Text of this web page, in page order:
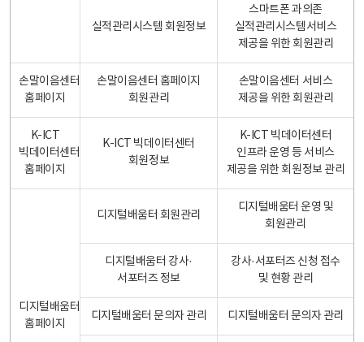
실적관리시스템 회원정보
스마트폰 과의존
실적관리시스템서비스
제공을 위한 회원관리
손말이음센터
홈페이지
손말이음센터 홈페이지
회원관리
손말이음센터 서비스
제공을 위한 회원관리
K-ICT
빅데이터센터
홈페이지
K-ICT 빅데이터센터
회원정보
K-ICT 빅데이터센터
인프라 운영 등 서비스
제공을 위한 회원정보 관리
디지털배움터
홈페이지
디지털배움터 회원관리
디지털배움터 운영 및
회원관리
디지털배움터 강사·
서포터즈 정보
강사·서포터즈 신청 접수
및 현황 관리
디지털배움터 문의자 관리 디지털배움터 문의자 관리